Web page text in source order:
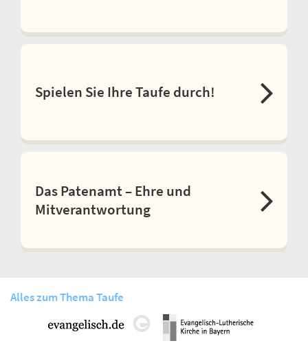
Spielen Sie Ihre Taufe durch!
Das Patenamt – Ehre und
Mitverantwortung
Alles zum Thema Taufe